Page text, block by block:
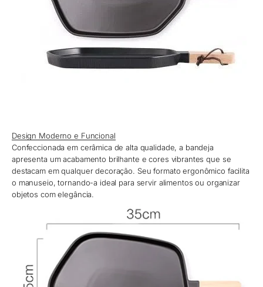
Design Moderno e Funcional
Confeccionada em cerâmica de alta qualidade, a bandeja
apresenta um acabamento brilhante e cores vibrantes que se
destacam em qualquer decoração. Seu formato ergonômico facilita
o manuseio, tornando-a ideal para servir alimentos ou organizar
objetos com elegância.